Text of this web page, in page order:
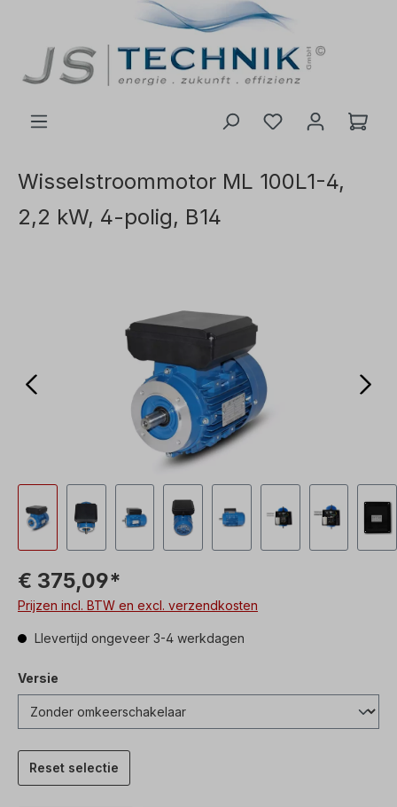
Wisselstroommotor ML 100L1-4,
2,2 kW, 4-polig, B14
€ 375,09*
Prijzen incl. BTW en excl. verzendkosten
Llevertijd ongeveer 3-4 werkdagen
Versie
Reset selectie